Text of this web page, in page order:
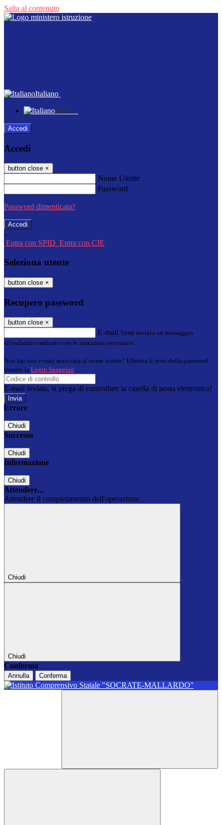
Salta al contenuto
Italiano
Italiano
Accedi
Accedi
button close ×
Nome Utente
Password
Password dimenticata?
-
Entra con SPID Entra con CIE
Seleziona utente
button close ×
Recupero password
button close ×
E-mail Verrà inviato un messaggio
all'indirizzo indicato con le istruzioni necessarie.
Non hai una e-mail associata al nome utente? Effettua il reset della password
tramite la Login Spaggiari
E-mail inviata, si prega di controllare la casella di posta elettronica!
Errore
Chiudi
Successo
Chiudi
Informazione
Chiudi
Attendere...
Attendere il completamento dell'operazione...
Chiudi
Chiudi
Conferma
Annulla Conferma